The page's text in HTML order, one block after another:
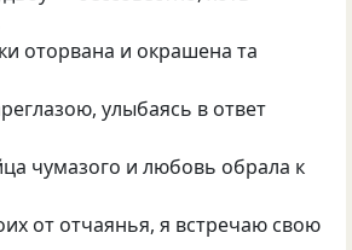
оторвана и окрашена та
улыбаясь в ответ
чумазого и любовь обрала к
от отчаянья, я встречаю свою